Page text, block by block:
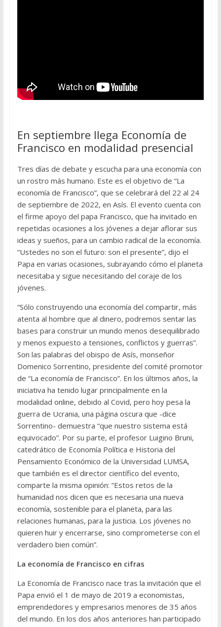
En septiembre llega Economía de
Francisco en modalidad presencial
Tres días de debate y escucha para una economía con
un rostro más humano. Este es el objetivo de “La
economía de Francisco”, que se celebrará del 22 al 24
de septiembre de 2022, en Asís. El evento cuenta con
el firme apoyo del papa Francisco, que ha invitado en
repetidas ocasiones a los jóvenes a dejar aflorar sus
ideas y sueños, para un cambio radical de la economía.
“Ustedes no son el futuro: son el presente”, dijo el
Papa en varias ocasiones, subrayando cómo el planeta
necesitaba y sigue necesitando del coraje de los
jóvenes.
“Sólo construyendo una economía del compartir, más
atenta al hombre que al dinero, podremos sentar las
bases para construir un mundo menos desequilibrado
y menos expuesto a tensiones, conflictos y guerras”.
Son las palabras del obispo de Asís, monseñor
Domenico Sorrentino, presidente del comité promotor
de “La economía de Francisco”. En los últimos años, la
iniciativa ha tenido lugar principalmente en la
modalidad online, debido al Covid, pero hoy pesa la
guerra de Ucrania, una página oscura que -dice
Sorrentino- demuestra “que nuestro sistema está
equivocado”. Por su parte, el profesor Luigino Bruni,
catedrático de Economía Política e Historia del
Pensamiento Económico de la Universidad LUMSA,
que también es el director científico del evento,
comparte la misma opinión: “Estos retos de la
humanidad nos dicen que es necesaria una nueva
economía, sostenible para el planeta, para las
relaciones humanas, para la justicia. Los jóvenes no
quieren huir y encerrarse, sino comprometerse con el
verdadero bien común”.
La economía de Francisco en cifras
La Economía de Francisco nace tras la invitación que el
Papa envió el 1 de mayo de 2019 a economistas,
emprendedores y empresarios menores de 35 años
del mundo. En los dos años anteriores han participado